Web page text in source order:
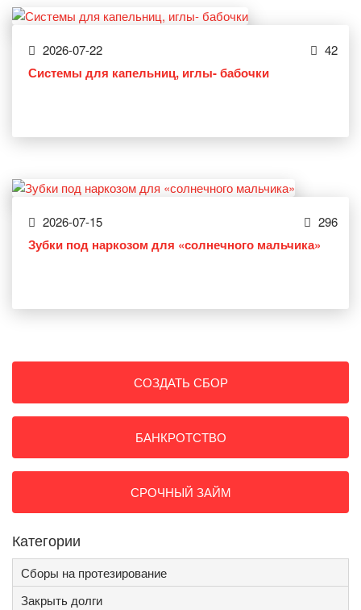
2026-07-22 42
Системы для капельниц, иглы- бабочки
2026-07-15 296
Зубки под наркозом для «солнечного мальчика»
СОЗДАТЬ СБОР
БАНКРОТСТВО
СРОЧНЫЙ ЗАЙМ
Категории
Сборы на протезирование
Закрыть долги